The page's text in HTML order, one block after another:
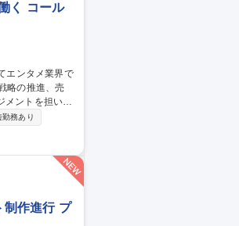
く コール
メントを担いま
ム・エンタメ
実績報告 募
勤務あり
制作進行 プ